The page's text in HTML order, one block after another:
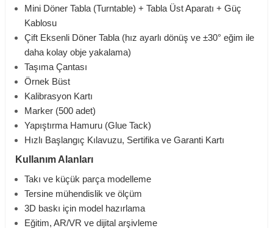
Mini Döner Tabla (Turntable) + Tabla Üst Aparatı + Güç
Kablosu
Çift Eksenli Döner Tabla (hız ayarlı dönüş ve ±30° eğim ile
daha kolay obje yakalama)
Taşıma Çantası
Örnek Büst
Kalibrasyon Kartı
Marker (500 adet)
Yapıştırma Hamuru (Glue Tack)
Hızlı Başlangıç Kılavuzu, Sertifika ve Garanti Kartı
Kullanım Alanları
Takı ve küçük parça modelleme
Tersine mühendislik ve ölçüm
3D baskı için model hazırlama
Eğitim, AR/VR ve dijital arşivleme